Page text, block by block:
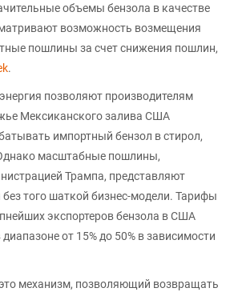
объемы бензола в качестве
возможность возмещения
пошлины за счет снижения пошлин,
.
позволяют производителям
Мексиканского залива США
импортный бензол в стирол,
масштабные пошлины,
Трампа, представляют
без того шаткой бизнес-модели. Тарифы
экспортеров бензола в США
от 15% до 50% в зависимости
механизм, позволяющий возвращать